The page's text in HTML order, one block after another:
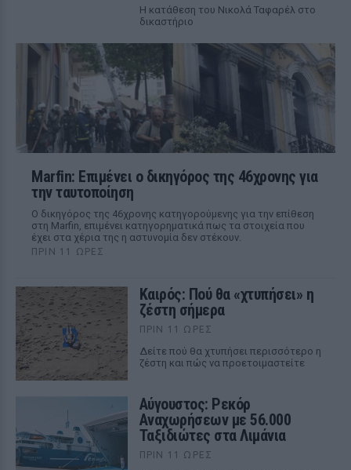
Η κατάθεση του Νικολά Ταφαρέλ στο
δικαστήριο
Marfin: Επιμένει ο δικηγόρος της 46χρονης για
την ταυτοποίηση
Ο δικηγόρος της 46χρονης κατηγορούμενης για την επίθεση
στη Marfin, επιμένει κατηγορηματικά πως τα στοιχεία που
έχει στα χέρια της η αστυνομία δεν στέκουν.
ΠΡΙΝ 11 ΏΡΕΣ
Καιρός: Πού θα «χτυπήσει» η
ζέστη σήμερα
ΠΡΙΝ 11 ΏΡΕΣ
Δείτε πού θα χτυπήσει περισσότερο η
ζέστη και πώς να προετοιμαστείτε
Αύγουστος: Ρεκόρ
Αναχωρήσεων με 56.000
Ταξιδιώτες στα Λιμάνια
ΠΡΙΝ 11 ΏΡΕΣ